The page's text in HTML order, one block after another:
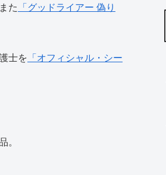
た
「グッドライアー 偽り
士を 「オフィシャル・シー
。